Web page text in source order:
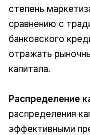
степень
сравнению с
банковского
отражать
капитала.
Распределение
распределения
эффективными